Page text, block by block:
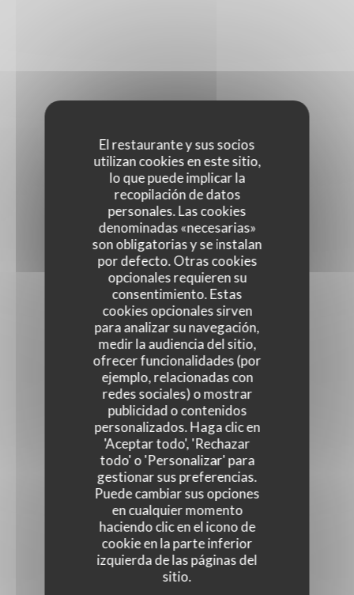
El restaurante y sus socios
utilizan cookies en este sitio,
lo que puede implicar la
recopilación de datos
personales. Las cookies
denominadas «necesarias»
son obligatorias y se instalan
por defecto. Otras cookies
opcionales requieren su
consentimiento. Estas
cookies opcionales sirven
para analizar su navegación,
medir la audiencia del sitio,
ofrecer funcionalidades (por
ejemplo, relacionadas con
redes sociales) o mostrar
publicidad o contenidos
personalizados. Haga clic en
'Aceptar todo', 'Rechazar
todo' o 'Personalizar' para
gestionar sus preferencias.
Puede cambiar sus opciones
en cualquier momento
haciendo clic en el icono de
cookie en la parte inferior
izquierda de las páginas del
sitio.